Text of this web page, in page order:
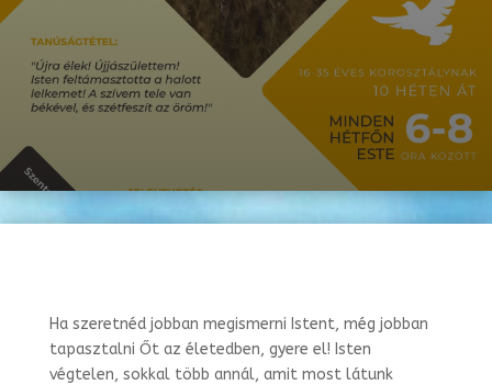
Ha szeretnéd jobban megismerni Istent, még jobban
tapasztalni Őt az életedben, gyere el! Isten
végtelen, sokkal több annál, amit most látunk